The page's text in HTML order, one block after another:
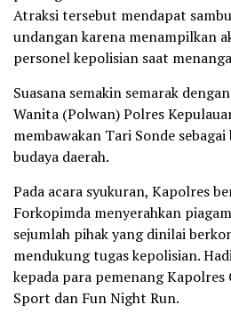
Atraksi tersebut mendapat
undangan karena menampilkan
personel kepolisian saat
Suasana semakin semarak
Wanita (Polwan) Polres
membawakan Tari Sonde
budaya daerah.
Pada acara syukuran, Kapolres
Forkopimda menyerahkan
sejumlah pihak yang dinilai
mendukung tugas kepolisian.
kepada para pemenang Kapolres
Sport dan Fun Night Run.